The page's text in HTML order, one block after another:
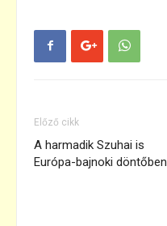
Előző cikk
A harmadik Szuhai is
Európa-bajnoki döntőben